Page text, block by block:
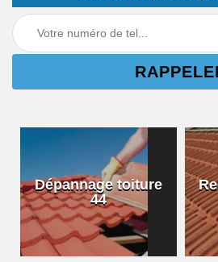
Dépannage toiture
44